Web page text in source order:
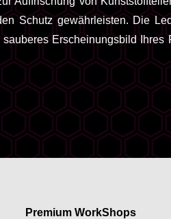
Schutz gewährleisten. Die
Erscheinungsbild Ihres
Premium WorkShops